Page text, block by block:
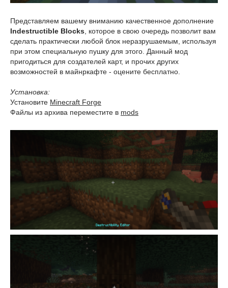
Представляем вашему вниманию качественное дополнение
Indestructible Blocks , которое в свою очередь позволит вам
сделать практически любой блок неразрушаемым, используя
при этом специальную пушку для этого. Данный мод
пригодиться для создателей карт, и прочих других
возможностей в майнркафте - оцените бесплатно.
Установка:
Установите Minecraft Forge
Файлы из архива переместите в mods